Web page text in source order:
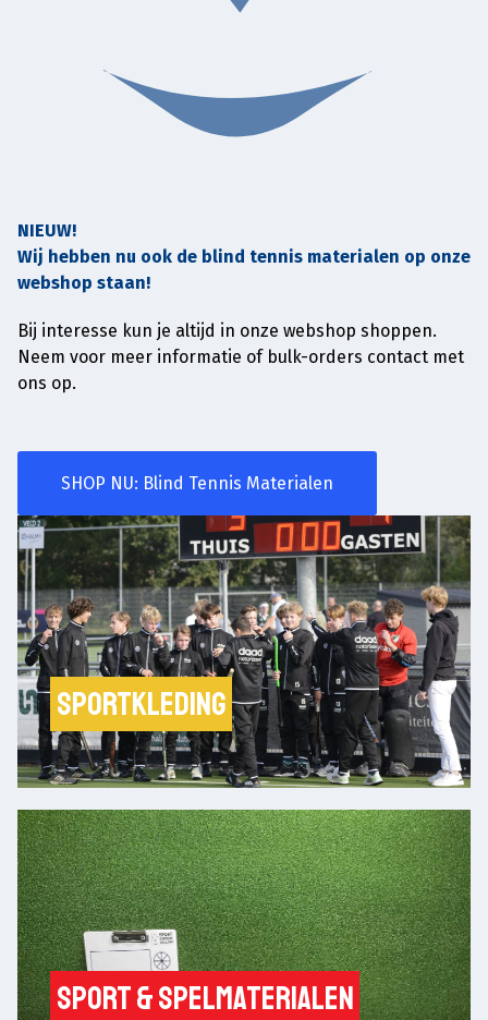
NIEUW!
Wij hebben nu ook de blind tennis materialen op onze
webshop staan!
Bij interesse kun je altijd in onze webshop shoppen.
Neem voor meer informatie of bulk-orders contact met
ons op.
SHOP NU: Blind Tennis Materialen
Sportkleding
Sport & Spelmaterialen